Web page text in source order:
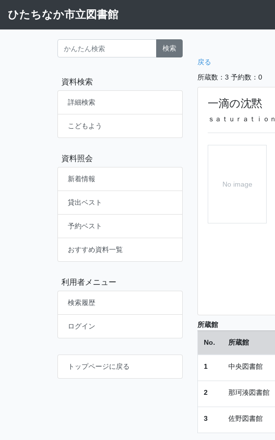
ひたちなか市立図書館
検索
資料検索
詳細検索
こどもよう
資料照会
新着情報
貸出ベスト
予約ベスト
おすすめ資料一覧
利用者メニュー
検索履歴
ログイン
トップページに戻る
戻る
所蔵数：3 予約数：0
一滴の沈黙
ｓａｔｕｒａｔｉｏｎ
No image
所蔵館
No. 所蔵館
1 中央図書館
2 那珂湊図書館
3 佐野図書館